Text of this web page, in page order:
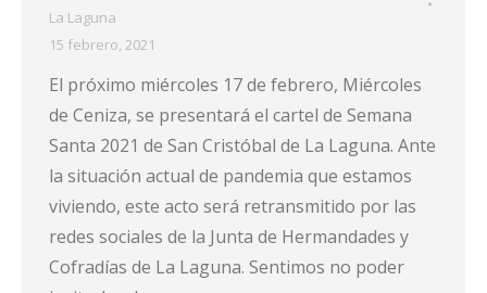
La Laguna
15 febrero, 2021
El próximo miércoles 17 de febrero, Miércoles
de Ceniza, se presentará el cartel de Semana
Santa 2021 de San Cristóbal de La Laguna. Ante
la situación actual de pandemia que estamos
viviendo, este acto será retransmitido por las
redes sociales de la Junta de Hermandades y
Cofradías de La Laguna. Sentimos no poder